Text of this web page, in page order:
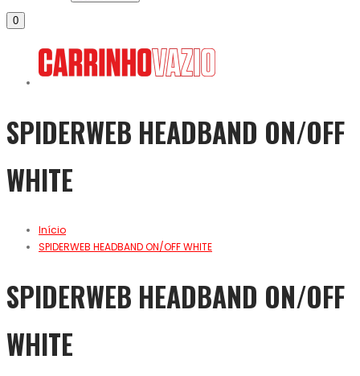
0
SPIDERWEB HEADBAND ON/OFF
WHITE
Início
SPIDERWEB HEADBAND ON/OFF WHITE
SPIDERWEB HEADBAND ON/OFF
WHITE